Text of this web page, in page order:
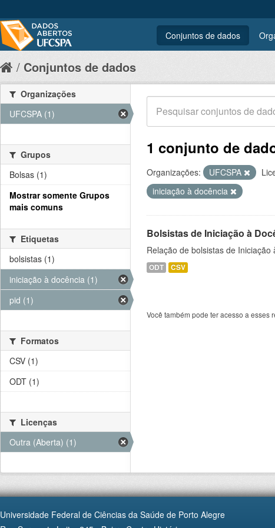
Conjuntos de dados
Conjuntos de dados
1 conjunto de
Organizações: UFCSPA
iniciação à docência
Bolsistas de Iniciação à
Relação de bolsistas de Iniciação
ODT CSV
Você também pode ter acesso a esses
Organizações
UFCSPA (1)
Grupos
Bolsas (1)
Mostrar somente Grupos
mais comuns
Etiquetas
bolsistas (1)
iniciação à docência (1)
pid (1)
Formatos
CSV (1)
ODT (1)
Licenças
Outra (Aberta) (1)
Universidade Federal de Ciências da Saúde de Porto Alegre